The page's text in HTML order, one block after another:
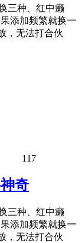
三种、红中癞
添加频繁就换一
，无法打合伙
117
奇
三种、红中癞
添加频繁就换一
，无法打合伙